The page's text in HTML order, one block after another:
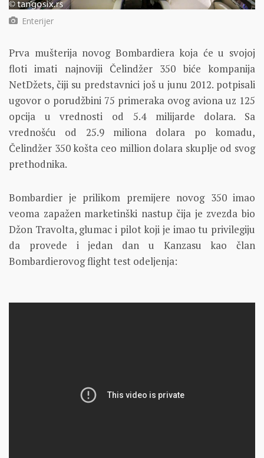
Enterijer
Prva mušterija novog Bombardiera koja će u svojoj
floti imati najnoviji Čelindžer 350 biće kompanija
NetDžets, čiji su predstavnici još u junu 2012. potpisali
ugovor o porudžbini 75 primeraka ovog aviona uz 125
opcija u vrednosti od 5.4 milijarde dolara. Sa
vrednošću od 25.9 miliona dolara po komadu,
Čelindžer 350 košta ceo million dolara skuplje od svog
prethodnika.
Bombardier je prilikom premijere novog 350 imao
veoma zapažen marketinški nastup čija je zvezda bio
Džon Travolta, glumac i pilot koji je imao tu privilegiju
da provede i jedan dan u Kanzasu kao član
Bombardierovog flight test odeljenja: